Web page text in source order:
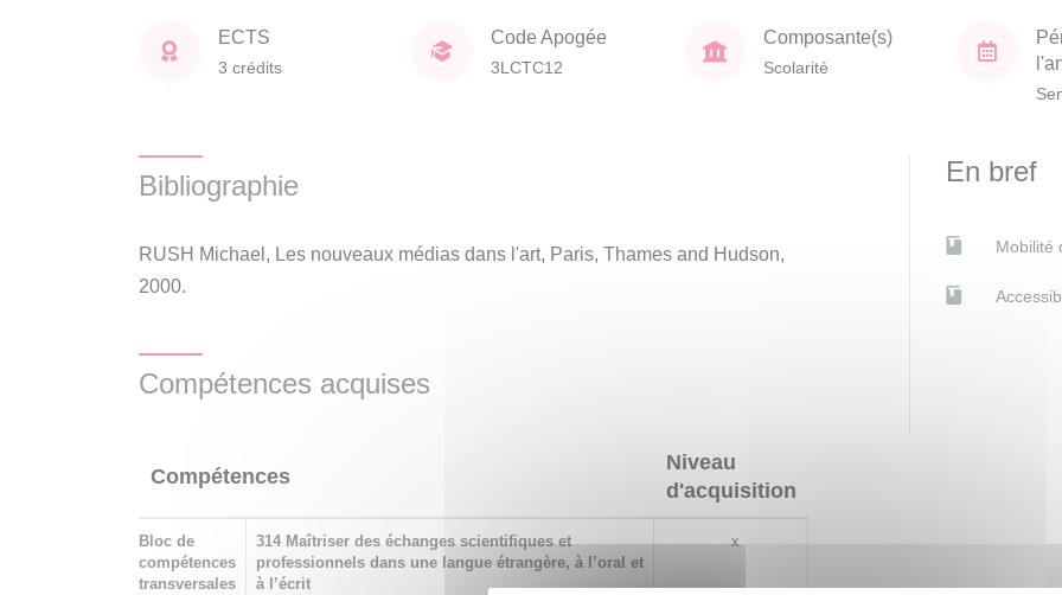
ECTS
3 crédits
Code Apogée
3LCTC12
Composante(s)
Scolarité
Bibliographie
RUSH Michael, Les nouveaux médias dans l'art, Paris, Thames and Hudson,
2000.
Compétences acquises
Compétences
Niveau
d'acquisition
Bloc de
compétences
transversales
314 Maîtriser des échanges scientifiques et
professionnels dans une langue étrangère, à l’oral et
à l’écrit
x
En bref
Mobilité